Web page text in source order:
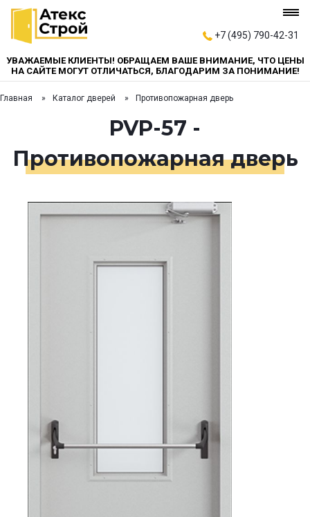
+7 (495) 790-42-31
УВАЖАЕМЫЕ КЛИЕНТЫ! ОБРАЩАЕМ ВАШЕ ВНИМАНИЕ, ЧТО ЦЕНЫ
НА САЙТЕ МОГУТ ОТЛИЧАТЬСЯ, БЛАГОДАРИМ ЗА ПОНИМАНИЕ!
Главная Каталог дверей Противопожарная дверь
PVP-57 -
Противопожарная дверь